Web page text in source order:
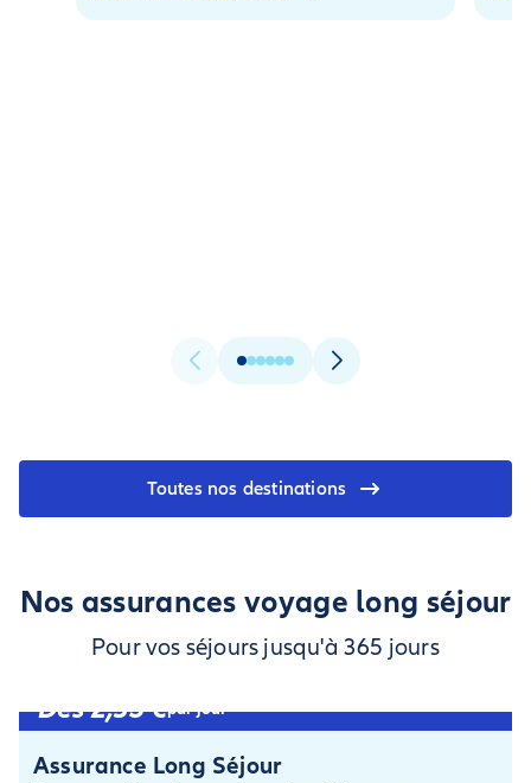
Toutes nos destinations
Nos assurances voyage long séjour
Pour vos séjours jusqu'à 365 jours
Dès 2,35 €par jour¹
Assurance Long Séjour